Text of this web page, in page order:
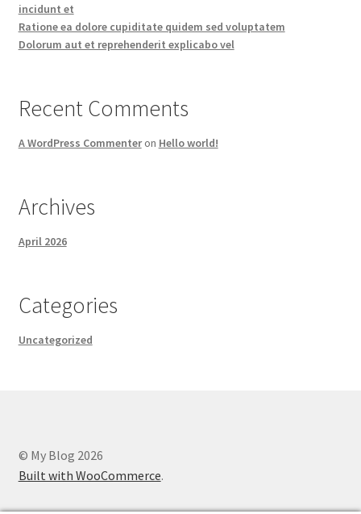
incidunt et
Ratione ea dolore cupiditate quidem sed voluptatem
Dolorum aut et reprehenderit explicabo vel
Recent Comments
A WordPress Commenteron Hello world!
Archives
April 2026
Categories
Uncategorized
© My Blog 2026
Built with WooCommerce.